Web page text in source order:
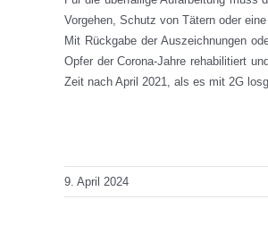
Vorgehen, Schutz von Tätern oder
Mit Rückgabe der Auszeichnungen
Opfer der Corona-Jahre rehabilitiert
Zeit nach April 2021, als es mit 2G
9. April 2024